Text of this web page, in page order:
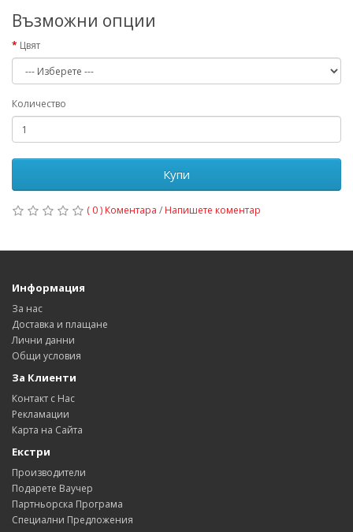
Възможни опции
Цвят
Количество
Купи
( 0 ) Коментара / Напишете коментар
Информация
За нас
Доставка и плащане
Лични данни
Общи условия
За Клиенти
Контакт с Нас
Рекламации
Карта на Сайта
Екстри
Производители
Подарете Ваучер
Партньорска Програма
Специални Предложения